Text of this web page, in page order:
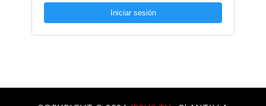
Iniciar sesión